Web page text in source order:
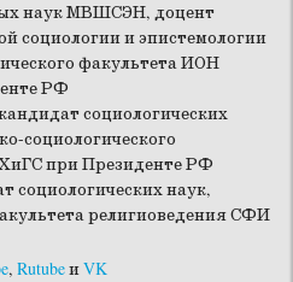
наук МВШСЭН, доцент
социологии и эпистемологии
факультета ИОН
РФ
социологических
социологического
при Президенте РФ
социологических наук,
религиоведения СФИ
, RutubeиVK